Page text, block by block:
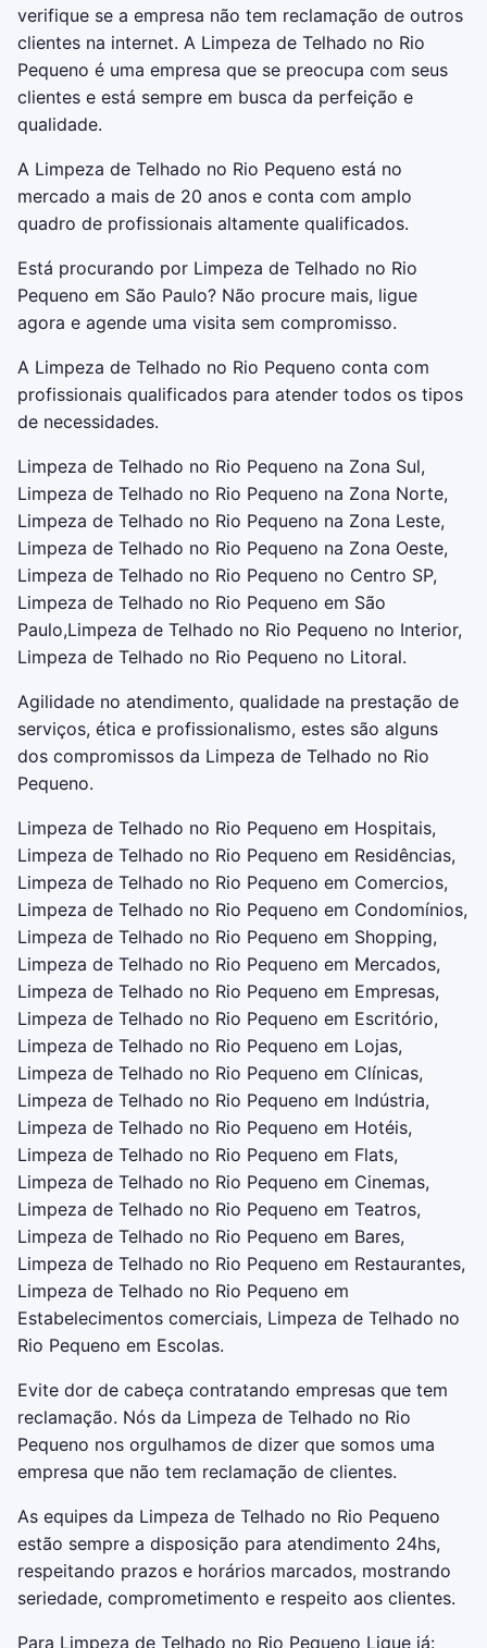
verifique se a empresa não tem reclamação de outros
clientes na internet. A Limpeza de Telhado no Rio
Pequeno é uma empresa que se preocupa com seus
clientes e está sempre em busca da perfeição e
qualidade.
A Limpeza de Telhado no Rio Pequeno está no
mercado a mais de 20 anos e conta com amplo
quadro de profissionais altamente qualificados.
Está procurando por Limpeza de Telhado no Rio
Pequeno em São Paulo? Não procure mais, ligue
agora e agende uma visita sem compromisso.
A Limpeza de Telhado no Rio Pequeno conta com
profissionais qualificados para atender todos os tipos
de necessidades.
Limpeza de Telhado no Rio Pequeno na Zona Sul,
Limpeza de Telhado no Rio Pequeno na Zona Norte,
Limpeza de Telhado no Rio Pequeno na Zona Leste,
Limpeza de Telhado no Rio Pequeno na Zona Oeste,
Limpeza de Telhado no Rio Pequeno no Centro SP,
Limpeza de Telhado no Rio Pequeno em São
Paulo,Limpeza de Telhado no Rio Pequeno no Interior,
Limpeza de Telhado no Rio Pequeno no Litoral.
Agilidade no atendimento, qualidade na prestação de
serviços, ética e profissionalismo, estes são alguns
dos compromissos da Limpeza de Telhado no Rio
Pequeno.
Limpeza de Telhado no Rio Pequeno em Hospitais,
Limpeza de Telhado no Rio Pequeno em Residências,
Limpeza de Telhado no Rio Pequeno em Comercios,
Limpeza de Telhado no Rio Pequeno em Condomínios,
Limpeza de Telhado no Rio Pequeno em Shopping,
Limpeza de Telhado no Rio Pequeno em Mercados,
Limpeza de Telhado no Rio Pequeno em Empresas,
Limpeza de Telhado no Rio Pequeno em Escritório,
Limpeza de Telhado no Rio Pequeno em Lojas,
Limpeza de Telhado no Rio Pequeno em Clínicas,
Limpeza de Telhado no Rio Pequeno em Indústria,
Limpeza de Telhado no Rio Pequeno em Hotéis,
Limpeza de Telhado no Rio Pequeno em Flats,
Limpeza de Telhado no Rio Pequeno em Cinemas,
Limpeza de Telhado no Rio Pequeno em Teatros,
Limpeza de Telhado no Rio Pequeno em Bares,
Limpeza de Telhado no Rio Pequeno em Restaurantes,
Limpeza de Telhado no Rio Pequeno em
Estabelecimentos comerciais, Limpeza de Telhado no
Rio Pequeno em Escolas.
Evite dor de cabeça contratando empresas que tem
reclamação. Nós da Limpeza de Telhado no Rio
Pequeno nos orgulhamos de dizer que somos uma
empresa que não tem reclamação de clientes.
As equipes da Limpeza de Telhado no Rio Pequeno
estão sempre a disposição para atendimento 24hs,
respeitando prazos e horários marcados, mostrando
seriedade, comprometimento e respeito aos clientes.
Para Limpeza de Telhado no Rio Pequeno Ligue já: